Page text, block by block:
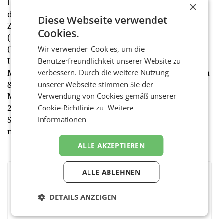
In seiner Funktion fungiert er auch als Bindeglied in
die Logistikbranche mit strategischen Funktionen im
ZVL (Zentralverband Spedition & Logistik), VNL
(Verein Netzwerk Logistik) und BVL
(Bundesvereinigung Logistik Österreich). Peter
Umundum ist zudem in der Industriellenvereinigung
Mitglied der Ausschüsse für Infrastruktur und Europa
& Internationale Märkte sowie der Fokusgruppe
Mittel- & osteuropäische Länder (MOEL). Im März
2025 wurde er zum Aufsichtsratsvorsitzenden der
Steiermärkischen Krankenanstaltengesellschaft
m.b.H. (KAGes) gewählt.
BEWERTEN SIE DIESEN ARTIKEL
×
Diese Webseite verwendet
Cookies.
Wir verwenden Cookies, um die
Benutzerfreundlichkeit unserer Website zu
verbessern. Durch die weitere Nutzung
unserer Webseite stimmen Sie der
Verwendung von Cookies gemäß unserer
Cookie-Richtlinie zu.Weitere
Informationen
ALLE AKZEPTIEREN
ALLE ABLEHNEN
DETAILS ANZEIGEN